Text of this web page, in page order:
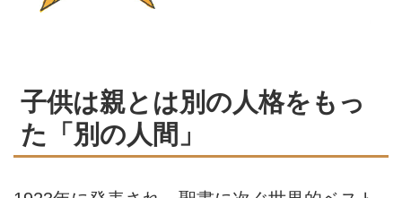
子供は親とは別の人格をもっ
た「別の人間」